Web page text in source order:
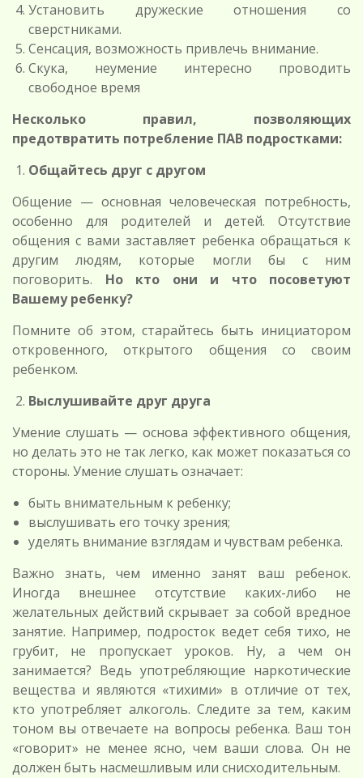
Установить дружеские отношения со
сверстниками.
Сенсация, возможность привлечь внимание.
Скука, неумение интересно проводить
свободное время
Несколько правил, позволяющих
предотвратить потребление ПАВ подростками:
Общайтесь друг с другом
Общение — основная человеческая потребность,
особенно для родителей и детей. Отсутствие
общения с вами заставляет ребенка обращаться к
другим людям, которые могли бы с ним
поговорить. Но кто они и что посоветуют
Вашему ребенку?
Помните об этом, старайтесь быть инициатором
откровенного, открытого общения со своим
ребенком.
Выслушивайте друг друга
Умение слушать — основа эффективного общения,
но делать это не так легко, как может показаться со
стороны. Умение слушать означает:
быть внимательным к ребенку;
выслушивать его точку зрения;
уделять внимание взглядам и чувствам ребенка.
Важно знать, чем именно занят ваш ребенок.
Иногда внешнее отсутствие каких-либо не
желательных действий скрывает за собой вредное
занятие. Например, подросток ведет себя тихо, не
грубит, не пропускает уроков. Ну, а чем он
занимается? Ведь употребляющие наркотические
вещества и являются «тихими» в отличие от тех,
кто употребляет алкоголь. Следите за тем, каким
тоном вы отвечаете на вопросы ребенка. Ваш тон
«говорит» не менее ясно, чем ваши слова. Он не
должен быть насмешливым или снисходительным.